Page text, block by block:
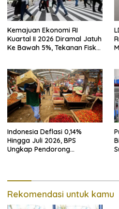
Kemajuan Ekonomi RI
Kuartal II 2026 Diramal Jatuh
Ke Bawah 5%, Tekanan Fiskal
Indonesia Deflasi 0,14%
Hingga Juli 2026, BPS
Ungkap Pendorong
Rekomendasi untuk kamu